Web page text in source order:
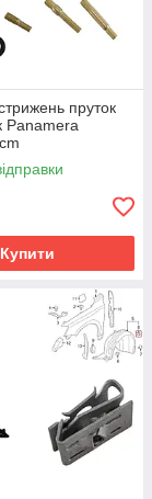
пруток
Panamera
Купити